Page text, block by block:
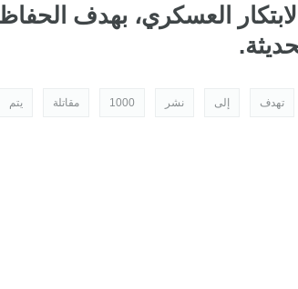
العسكري، بهدف
تهدف إلى نشر 1000 مقاتلة يتم
المتقدم في السوق